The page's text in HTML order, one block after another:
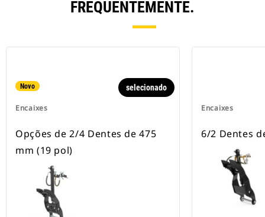
FREQUENTEMENTE.
Novo
Encaixes
selecionado
Opções de 2/4 Dentes de 475
mm (19 pol)
Encaixes
6/2 Dentes